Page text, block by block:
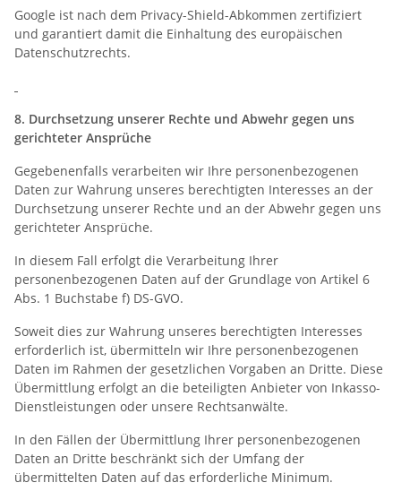
Google ist nach dem Privacy-Shield-Abkommen zertifiziert
und garantiert damit die Einhaltung des europäischen
Datenschutzrechts.
8. Durchsetzung unserer Rechte und Abwehr gegen uns
gerichteter Ansprüche
Gegebenenfalls verarbeiten wir Ihre personenbezogenen
Daten zur Wahrung unseres berechtigten Interesses an der
Durchsetzung unserer Rechte und an der Abwehr gegen uns
gerichteter Ansprüche.
In diesem Fall erfolgt die Verarbeitung Ihrer
personenbezogenen Daten auf der Grundlage von Artikel 6
Abs. 1 Buchstabe f) DS-GVO.
Soweit dies zur Wahrung unseres berechtigten Interesses
erforderlich ist, übermitteln wir Ihre personenbezogenen
Daten im Rahmen der gesetzlichen Vorgaben an Dritte. Diese
Übermittlung erfolgt an die beteiligten Anbieter von Inkasso-
Dienstleistungen oder unsere Rechtsanwälte.
In den Fällen der Übermittlung Ihrer personenbezogenen
Daten an Dritte beschränkt sich der Umfang der
übermittelten Daten auf das erforderliche Minimum.